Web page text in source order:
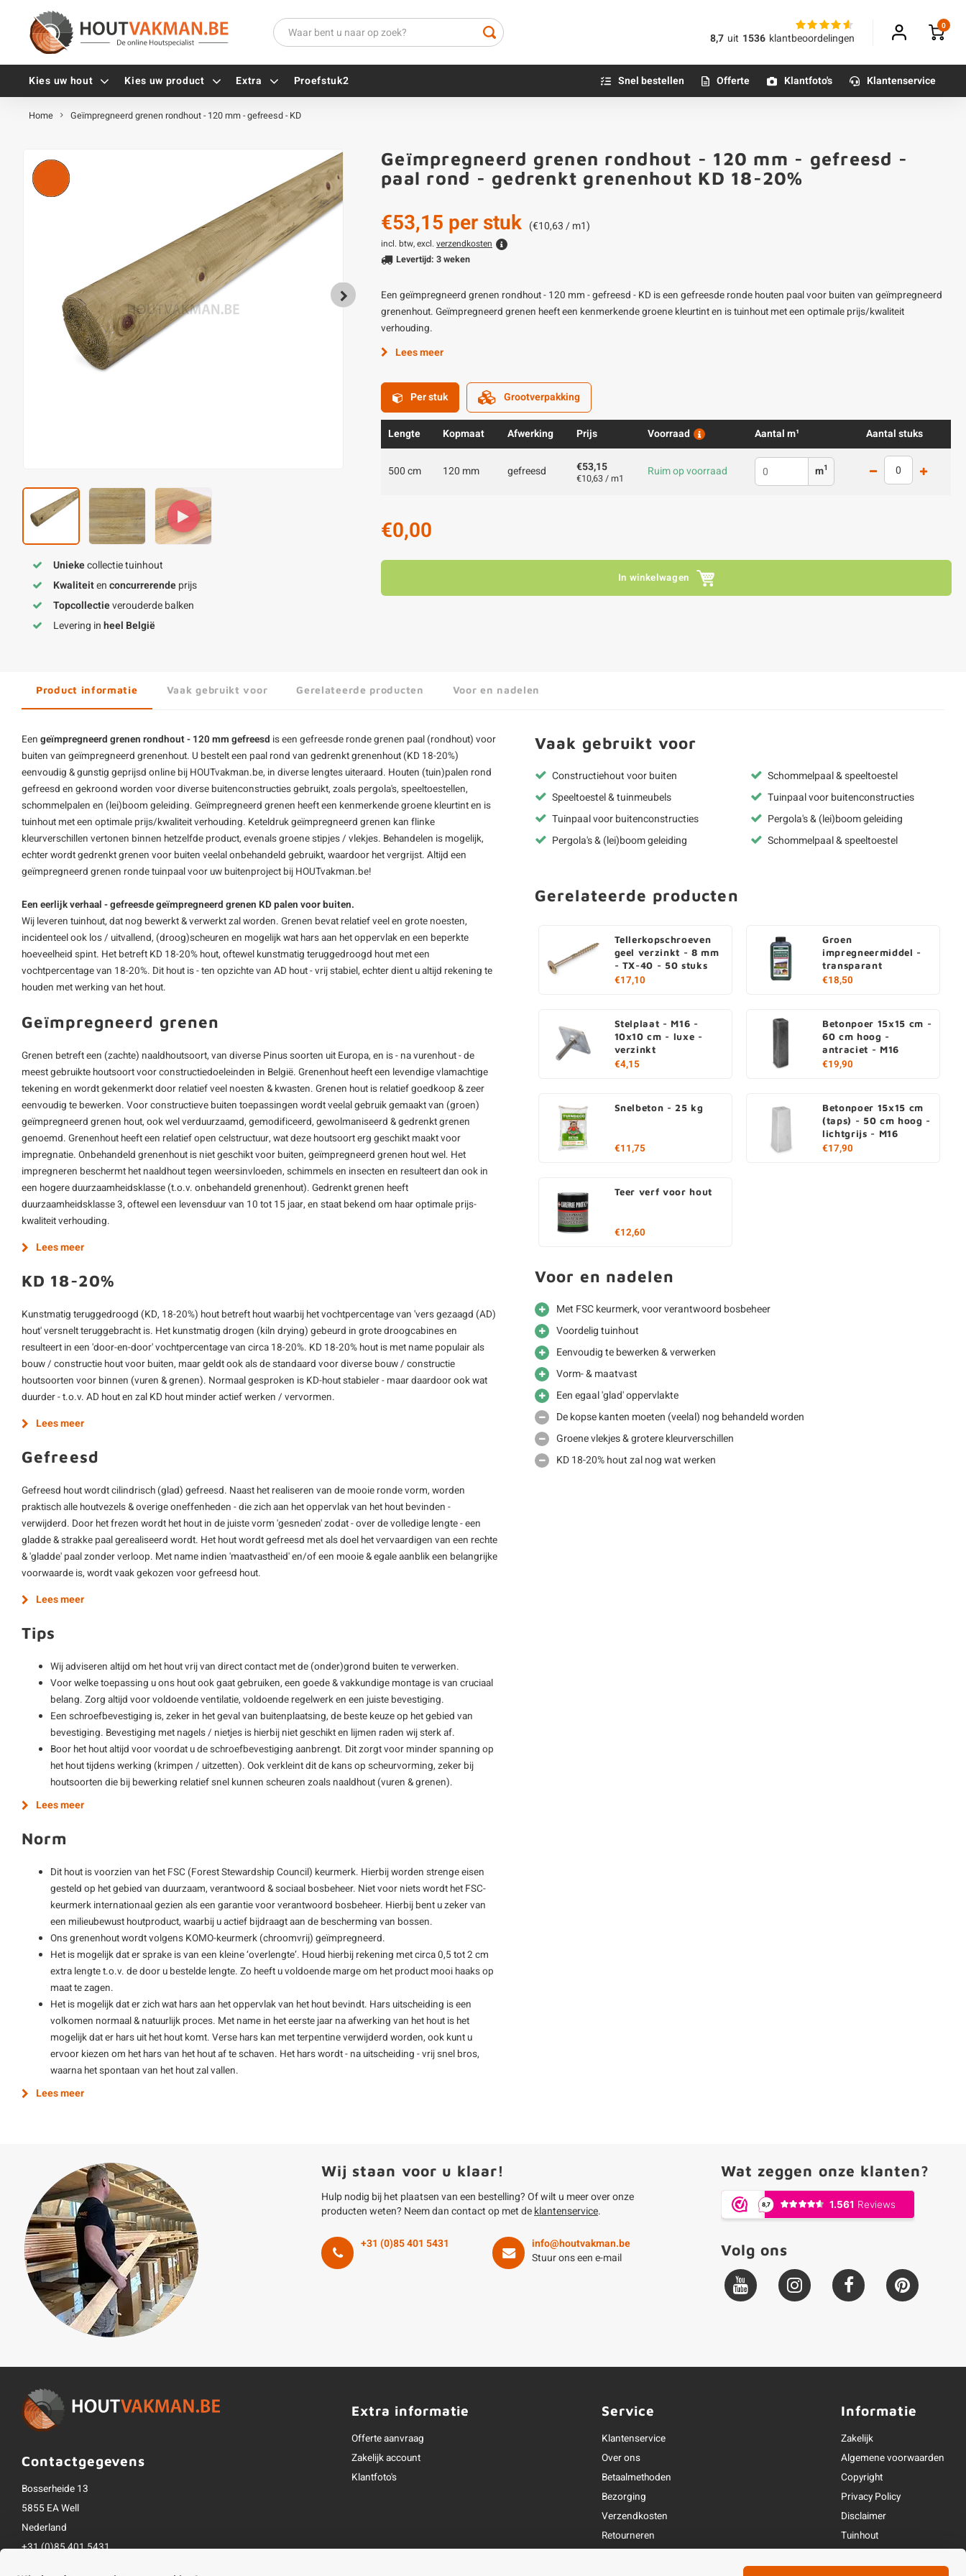
8,7 uit 1536 klantbeoordelingen
0
Kies uw hout Kies uw product Extra
Tellerkopschroeven
Gevelschroeven
Alle vijzen
Hoekankers
Terrasdragers
B-fix
PuraFix
Verbindingsstukken
Houten pennen
Blauwsteen sokkels
Olie - voor buiten
Impregneer
Olie en lak - voor binnen
Betonmortels
Alle poten & onderstellen
Proefstuk2 Snel bestellen Offerte Klantfoto's Klantenservice
Home Geïmpregneerd grenen rondhout - 120 mm - gefreesd - KD
Uniekecollectie tuinhout
Kwaliteitenconcurrerendeprijs
Topcollectieverouderde balken
Levering inheel België
Geïmpregneerd grenen rondhout - 120 mm - gefreesd -
paal rond - gedrenkt grenenhout KD 18-20%
€53,15 per stuk (€10,63 / m1)
incl. btw, excl. verzendkosten
Levertijd: 3 weken
Een geïmpregneerd grenen rondhout - 120 mm - gefreesd - KD is een gefreesde ronde houten paal voor buiten van geïmpregneerd
grenenhout. Geïmpregneerd grenen heeft een kenmerkende groene kleurtint en is tuinhout met een optimale prijs/kwaliteit
verhouding.
Lees meer
Per stuk Grootverpakking
Lengte Kopmaat Afwerking Prijs Voorraad Aantal m¹ Aantal stuks
500 cm 120 mm gefreesd €53,15
€10,63 / m1 Ruim op voorraad m1
€0,00
In winkelwagen
Product informatie Vaak gebruikt voor Gerelateerde producten Voor en nadelen
Een geïmpregneerd grenen rondhout - 120 mm gefreesd is een gefreesde ronde grenen paal (rondhout) voor
buiten van geïmpregneerd grenenhout. U bestelt een paal rond van gedrenkt grenenhout (KD 18-20%)
eenvoudig & gunstig geprijsd online bij HOUTvakman.be, in diverse lengtes uiteraard. Houten (tuin)palen rond
gefreesd en gekroond worden voor diverse buitenconstructies gebruikt, zoals pergola's, speeltoestellen,
schommelpalen en (lei)boom geleiding. Geïmpregneerd grenen heeft een kenmerkende groene kleurtint en is
tuinhout met een optimale prijs/kwaliteit verhouding. Keteldruk geïmpregneerd grenen kan flinke
kleurverschillen vertonen binnen hetzelfde product, evenals groene stipjes / vlekjes. Behandelen is mogelijk,
echter wordt gedrenkt grenen voor buiten veelal onbehandeld gebruikt, waardoor het vergrijst. Altijd een
geïmpregneerd grenen ronde tuinpaal voor uw buitenproject bij HOUTvakman.be!
Een eerlijk verhaal - gefreesde geïmpregneerd grenen KD palen voor buiten.
Wij leveren tuinhout, dat nog bewerkt & verwerkt zal worden. Grenen bevat relatief veel en grote noesten,
incidenteel ook los / uitvallend, (droog)scheuren en mogelijk wat hars aan het oppervlak en een beperkte
hoeveelheid spint. Het betreft KD 18-20% hout, oftewel kunstmatig teruggedroogd hout met een
vochtpercentage van 18-20%. Dit hout is - ten opzichte van AD hout - vrij stabiel, echter dient u altijd rekening te
houden met werking van het hout.
Geïmpregneerd grenen
Grenen betreft een (zachte) naaldhoutsoort, van diverse Pinus soorten uit Europa, en is - na vurenhout - de
meest gebruikte houtsoort voor constructiedoeleinden in België. Grenenhout heeft een levendige vlamachtige
tekening en wordt gekenmerkt door relatief veel noesten & kwasten. Grenen hout is relatief goedkoop & zeer
eenvoudig te bewerken. Voor constructieve buiten toepassingen wordt veelal gebruik gemaakt van (groen)
geïmpregneerd grenen hout, ook wel verduurzaamd, gemodificeerd, gewolmaniseerd & gedrenkt grenen
genoemd. Grenenhout heeft een relatief open celstructuur, wat deze houtsoort erg geschikt maakt voor
impregnatie. Onbehandeld grenenhout is niet geschikt voor buiten, geïmpregneerd grenen hout wel. Het
impregneren beschermt het naaldhout tegen weersinvloeden, schimmels en insecten en resulteert dan ook in
een hogere duurzaamheidsklasse (t.o.v. onbehandeld grenenhout). Gedrenkt grenen heeft
duurzaamheidsklasse 3, oftewel een levensduur van 10 tot 15 jaar, en staat bekend om haar optimale prijs-
kwaliteit verhouding.
Lees meer
KD 18-20%
Kunstmatig teruggedroogd (KD, 18-20%) hout betreft hout waarbij het vochtpercentage van 'vers gezaagd (AD)
hout' versnelt teruggebracht is. Het kunstmatig drogen (kiln drying) gebeurd in grote droogcabines en
resulteert in een 'door-en-door' vochtpercentage van circa 18-20%. KD 18-20% hout is met name populair als
bouw / constructie hout voor buiten, maar geldt ook als de standaard voor diverse bouw / constructie
houtsoorten voor binnen (vuren & grenen). Normaal gesproken is KD-hout stabieler - maar daardoor ook wat
duurder - t.o.v. AD hout en zal KD hout minder actief werken / vervormen.
Lees meer
Gefreesd
Gefreesd hout wordt cilindrisch (glad) gefreesd. Naast het realiseren van de mooie ronde vorm, worden
praktisch alle houtvezels & overige oneffenheden - die zich aan het oppervlak van het hout bevinden -
verwijderd. Door het frezen wordt het hout in de juiste vorm 'gesneden' zodat - over de volledige lengte - een
gladde & strakke paal gerealiseerd wordt. Het hout wordt gefreesd met als doel het vervaardigen van een rechte
& 'gladde' paal zonder verloop. Met name indien 'maatvastheid' en/of een mooie & egale aanblik een belangrijke
voorwaarde is, wordt vaak gekozen voor gefreesd hout.
Lees meer
Tips
Wij adviseren altijd om het hout vrij van direct contact met de (onder)grond buiten te verwerken.
Voor welke toepassing u ons hout ook gaat gebruiken, een goede & vakkundige montage is van cruciaal
belang. Zorg altijd voor voldoende ventilatie, voldoende regelwerk en een juiste bevestiging.
Een schroefbevestiging is, zeker in het geval van buitenplaatsing, de beste keuze op het gebied van
bevestiging. Bevestiging met nagels / nietjes is hierbij niet geschikt en lijmen raden wij sterk af.
Boor het hout altijd voor voordat u de schroefbevestiging aanbrengt. Dit zorgt voor minder spanning op
het hout tijdens werking (krimpen / uitzetten). Ook verkleint dit de kans op scheurvorming, zeker bij
houtsoorten die bij bewerking relatief snel kunnen scheuren zoals naaldhout (vuren & grenen).
Lees meer
Norm
Dit hout is voorzien van het FSC (Forest Stewardship Council) keurmerk. Hierbij worden strenge eisen
gesteld op het gebied van duurzaam, verantwoord & sociaal bosbeheer. Niet voor niets wordt het FSC-
keurmerk internationaal gezien als een garantie voor verantwoord bosbeheer. Hierbij bent u zeker van
een milieubewust houtproduct, waarbij u actief bijdraagt aan de bescherming van bossen.
Ons grenenhout wordt volgens KOMO-keurmerk (chroomvrij) geïmpregneerd.
Het is mogelijk dat er sprake is van een kleine ‘overlengte’. Houd hierbij rekening met circa 0,5 tot 2 cm
extra lengte t.o.v. de door u bestelde lengte. Zo heeft u voldoende marge om het product mooi haaks op
maat te zagen.
Het is mogelijk dat er zich wat hars aan het oppervlak van het hout bevindt. Hars uitscheiding is een
volkomen normaal & natuurlijk proces. Met name in het eerste jaar na afwerking van het hout is het
mogelijk dat er hars uit het hout komt. Verse hars kan met terpentine verwijderd worden, ook kunt u
ervoor kiezen om het hars van het hout af te schaven. Het hars wordt - na uitscheiding - vrij snel bros,
waarna het spontaan van het hout zal vallen.
Lees meer
Vaak gebruikt voor
Constructiehout voor buiten
Speeltoestel & tuinmeubels
Tuinpaal voor buitenconstructies
Pergola's & (lei)boom geleiding
Schommelpaal & speeltoestel
Tuinpaal voor buitenconstructies
Pergola's & (lei)boom geleiding
Schommelpaal & speeltoestel
Gerelateerde producten
Tellerkopschroeven
geel verzinkt - 8 mm
- TX-40 - 50 stuks
€17,10
Groen
impregneermiddel -
transparant
€18,50
Stelplaat - M16 -
10x10 cm - luxe -
verzinkt
€4,15
Betonpoer 15x15 cm -
60 cm hoog -
antraciet - M16
€19,90
Snelbeton - 25 kg
€11,75
Betonpoer 15x15 cm
(taps) - 50 cm hoog -
lichtgrijs - M16
€17,90
Teer verf voor hout
€12,60
Voor en nadelen
Met FSC keurmerk, voor verantwoord bosbeheer
Voordelig tuinhout
Eenvoudig te bewerken & verwerken
Vorm- & maatvast
Een egaal 'glad' oppervlakte
De kopse kanten moeten (veelal) nog behandeld worden
Groene vlekjes & grotere kleurverschillen
KD 18-20% hout zal nog wat werken
Wij staan voor u klaar!
Hulp nodig bij het plaatsen van een bestelling? Of wilt u meer over onze
producten weten? Neem dan contact op met deklantenservice.
+31 (0)85 401 5431
info@houtvakman.be
Stuur ons een e-mail
Wat zeggen onze klanten?
Volg ons
Contactgegevens
Bosserheide 13
5855 EA Well
Nederland
+31 (0)85 401 5431
Extra informatie
Offerte aanvraag
Zakelijk account
Klantfoto's
Service
Klantenservice
Over ons
Betaalmethoden
Bezorging
Verzendkosten
Retourneren
Informatie
Zakelijk
Algemene voorwaarden
Copyright
Privacy Policy
Disclaimer
Tuinhout